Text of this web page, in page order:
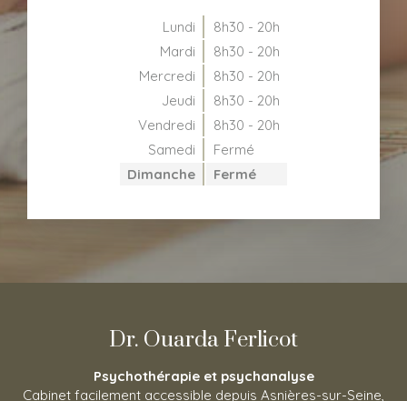
Lundi
8h30 - 20h
Mardi
8h30 - 20h
Mercredi
8h30 - 20h
Jeudi
8h30 - 20h
Vendredi
8h30 - 20h
Samedi
Fermé
Dimanche
Fermé
Dr. Ouarda Ferlicot
Psychothérapie et psychanalyse
Cabinet facilement accessible depuis Asnières-sur-Seine,